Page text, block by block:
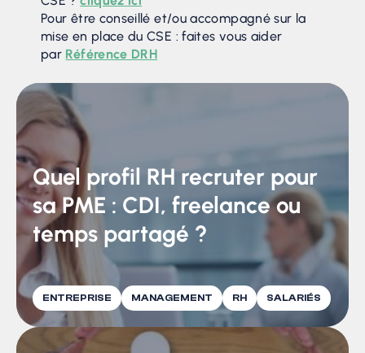
Pour être conseillé et/ou accompagné sur la
mise en place du CSE : faites vous aider
par Référence DRH
Quel profil RH recruter pour
sa PME : CDI, freelance ou
temps partagé ?
ENTREPRISE MANAGEMENT RH SALARIÉS